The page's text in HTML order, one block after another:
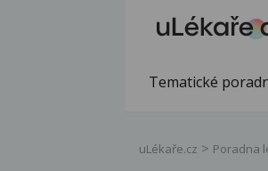
Tematické
uLékaře.cz Poradna